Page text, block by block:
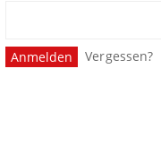
Vergessen?